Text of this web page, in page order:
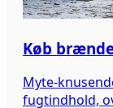
Køb
Myte-
fugtindhold,